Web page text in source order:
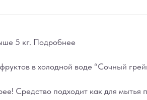
5 кг. Подробнее
в холодной воде “Сочный
Средство подходит как для